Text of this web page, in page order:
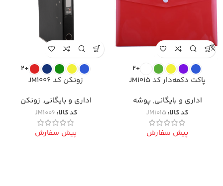
+2
پاکت دکمه‌دار کد JM1015
اداری و بایگانی, پوشه
کد کالا:JM1015
پیش سفارش
+2
زونکن کد JM1006
اداری و بایگانی, زونکن
کد کالا: JM1006
پیش سفارش